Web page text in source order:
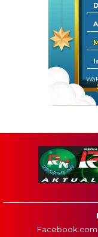
Facebook.com